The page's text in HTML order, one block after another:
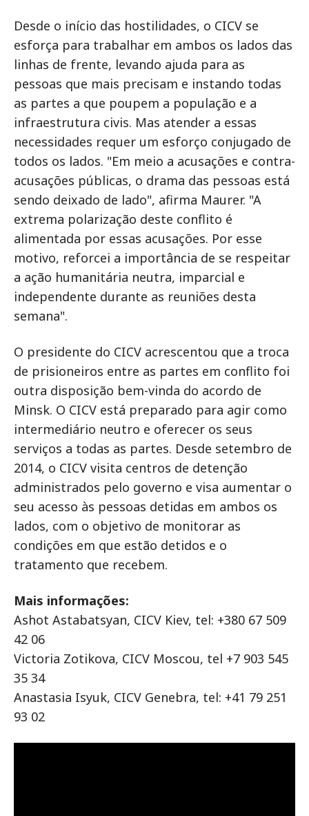
Desde o início das hostilidades, o CICV se
esforça para trabalhar em ambos os lados das
linhas de frente, levando ajuda para as
pessoas que mais precisam e instando todas
as partes a que poupem a população e a
infraestrutura civis. Mas atender a essas
necessidades requer um esforço conjugado de
todos os lados. "Em meio a acusações e contra-
acusações públicas, o drama das pessoas está
sendo deixado de lado", afirma Maurer. "A
extrema polarização deste conflito é
alimentada por essas acusações. Por esse
motivo, reforcei a importância de se respeitar
a ação humanitária neutra, imparcial e
independente durante as reuniões desta
semana".
O presidente do CICV acrescentou que a troca
de prisioneiros entre as partes em conflito foi
outra disposição bem-vinda do acordo de
Minsk. O CICV está preparado para agir como
intermediário neutro e oferecer os seus
serviços a todas as partes. Desde setembro de
2014, o CICV visita centros de detenção
administrados pelo governo e visa aumentar o
seu acesso às pessoas detidas em ambos os
lados, com o objetivo de monitorar as
condições em que estão detidos e o
tratamento que recebem.
Mais informações:
Ashot Astabatsyan, CICV Kiev, tel: +380 67 509
42 06
Victoria Zotikova, CICV Moscou, tel +7 903 545
35 34
Anastasia Isyuk, CICV Genebra, tel: +41 79 251
93 02